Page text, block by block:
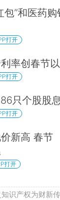
包”和医药
打开
率创春节
打开
只个股股
打开
新高 春节
打开
识产权为财新